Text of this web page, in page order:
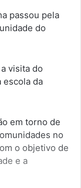
passou pela
do
visita do
escola da
em torno de
no
o objetivo de
e a